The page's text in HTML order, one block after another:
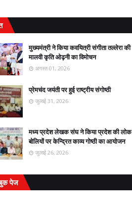
मुख्यमंत्री ने किया कवयित्री संगीता तल्लेरा की
मालवी कृति ओढ़नी का विमोचन
अगस्त 01, 2026
प्रेमचंद जयंती पर हुई राष्ट्रीय संगोष्ठी
जुलाई 31, 2026
मध्य प्रदेश लेखक संघ ने किया प्रदेश की लोक
बोलियों पर केन्द्रित काव्य गोष्ठी का आयोजन
जुलाई 26, 2026
पेज